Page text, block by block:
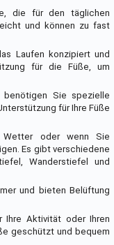
die für den täglichen
und können zu fast
Laufen konzipiert und
für die Füße, um
benötigen Sie spezielle
für Ihre Füße
oder wenn Sie
Es gibt verschiedene
Wanderstiefel und
und bieten Belüftung
Ihre Aktivität oder Ihren
geschützt und bequem